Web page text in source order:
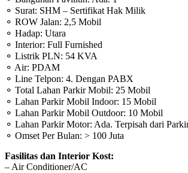
⚬ Surat: SHM – Sertifikat Hak Milik
⚬ ROW Jalan: 2,5 Mobil
⚬ Hadap: Utara
⚬ Interior: Full Furnished
⚬ Listrik PLN: 54 KVA
⚬ Air: PDAM
⚬ Line Telpon: 4. Dengan PABX
⚬ Total Lahan Parkir Mobil: 25 Mobil
⚬ Lahan Parkir Mobil Indoor: 15 Mobil
⚬ Lahan Parkir Mobil Outdoor: 10 Mobil
⚬ Lahan Parkir Motor: Ada. Terpisah dari
⚬ Omset Per Bulan: > 100 Juta
Fasilitas dan Interior Kost:
– Air Conditioner/AC